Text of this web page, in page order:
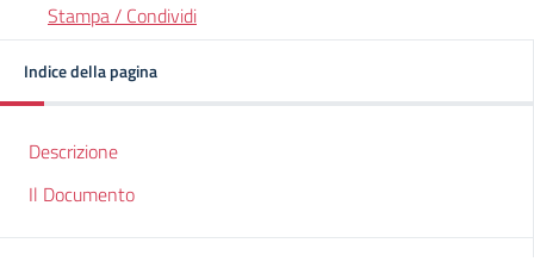
Stampa / Condividi
Indice della pagina
Descrizione
Il Documento